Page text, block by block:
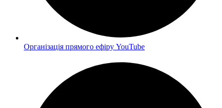
Організація прямого ефіру YouTube